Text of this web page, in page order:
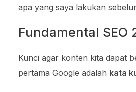
apa yang saya lakukan
Fundamental SEO
Kunci agar konten kita dapat
pertama Google adalah kata